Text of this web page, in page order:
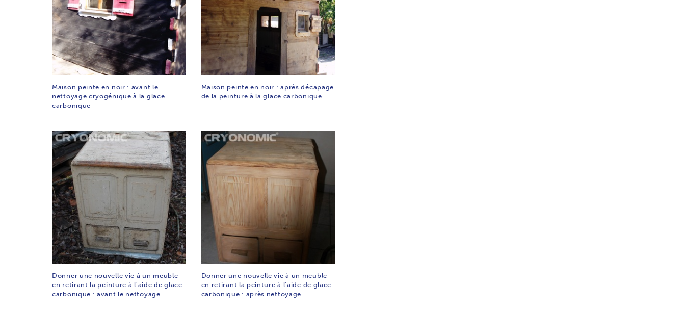
Maison peinte en noir : avant le
nettoyage cryogénique à la glace
carbonique
Maison peinte en noir : après décapage
de la peinture à la glace carbonique
Donner une nouvelle vie à un meuble
en retirant la peinture à l'aide de glace
carbonique : avant le nettoyage
Donner une nouvelle vie à un meuble
en retirant la peinture à l'aide de glace
carbonique : après nettoyage